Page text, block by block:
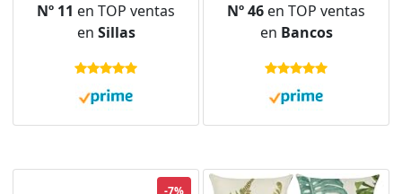
Exterior Lavables
Nº 11 en TOP ventas
en Sillas
europalés 60 x 120 cm
+ 2 x 40 x 60 cm 03
Nº 46 en TOP ventas
en Bancos